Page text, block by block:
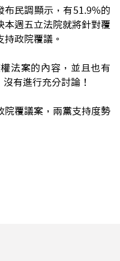
布民調顯示，有51.9%的
本週五立法院就將針對覆
政院覆議。
法案的內容，並且也有
有進行充分討論！
院覆議案，兩黨支持度勢